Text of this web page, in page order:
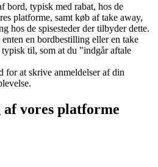
bord, typisk med rabat, hos de
platforme, samt køb af take away,
hos de spisesteder der tilbyder dette.
en bordbestilling eller en take
til, som at du "indgår aftale
for at skrive anmeldelser af din
vores platforme